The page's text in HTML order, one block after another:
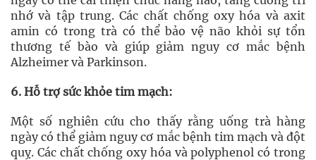
nhớ và tập trung. Các chất chống oxy hóa và axit
amin có trong trà có thể bảo vệ não khỏi sự tổn
thương tế bào và giúp giảm nguy cơ mắc bệnh
Alzheimer và Parkinson.
6. Hỗ trợ sức khỏe tim mạch:
Một số nghiên cứu cho thấy rằng uống trà hàng
ngày có thể giảm nguy cơ mắc bệnh tim mạch và đột
quỵ. Các chất chống oxy hóa và polyphenol có trong